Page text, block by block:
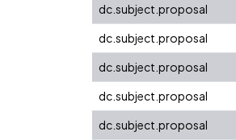
dc.subject.proposal
dc.subject.proposal
dc.subject.proposal
dc.subject.proposal
dc.subject.proposal